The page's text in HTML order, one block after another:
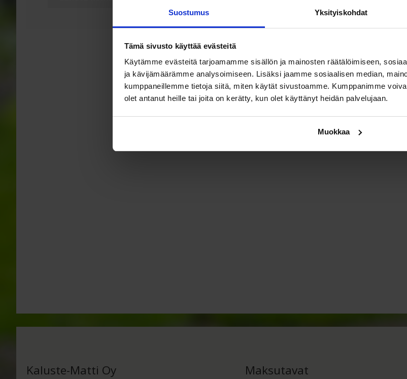
Suostumus Yksityiskohdat
Tämä sivusto käyttää evästeitä
Käytämme evästeitä tarjoamamme sisällön ja mainosten räätälöimiseen,
ja kävijämäärämme analysoimiseen. Lisäksi jaamme sosiaalisen median,
kumppaneillemme tietoja siitä, miten käytät sivustoamme. Kumppanimme
olet antanut heille tai joita on kerätty, kun olet käyttänyt heidän palvelujaan.
Muokkaa
Kaluste-Matti Oy Maksutavat